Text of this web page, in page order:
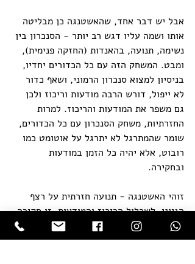
אבל יש דבר אחד, שהאשטנגה כן מבליטה
אותו ושמה עליו דגש רב יותר - הסנכרון בין
נשימה, תנועה, בהאנדות (החזקה פנימית),
ומבט. המשחק הזה עם כל הכדורים יחדיו,
בניסיון למצוא סנכרון הרמוני, ושאף כדור
לא ייפול, דורש הרבה מודעות וריכוז ולכן
גם משפר את המודעות והריכוז. למרות
החזרתיות, משחק הסנכרון עם כל הכדורים,
שומר שהמתרגל לא יתרגל על אוטומט כמו
רובוט, אלא יהיה כל הזמן במודעות
ובחקירה.
זוהי האשטנגה - תנועה חזרתית על רצף
הגיוני, לשכלול הריכוז והמודעות. זו חקירה
עמוקה של מודעות - לכל נשימה, לכל
תנועה, לכל החזקה פנימית, לכל מבט -